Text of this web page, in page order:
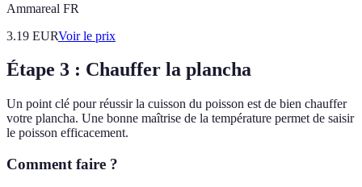
Ammareal FR
3.19 EURVoir le prix
Étape 3 : Chauffer la plancha
Un point clé pour réussir la cuisson du poisson est de bien chauffer
votre plancha. Une bonne maîtrise de la température permet de saisir
le poisson efficacement.
Comment faire ?